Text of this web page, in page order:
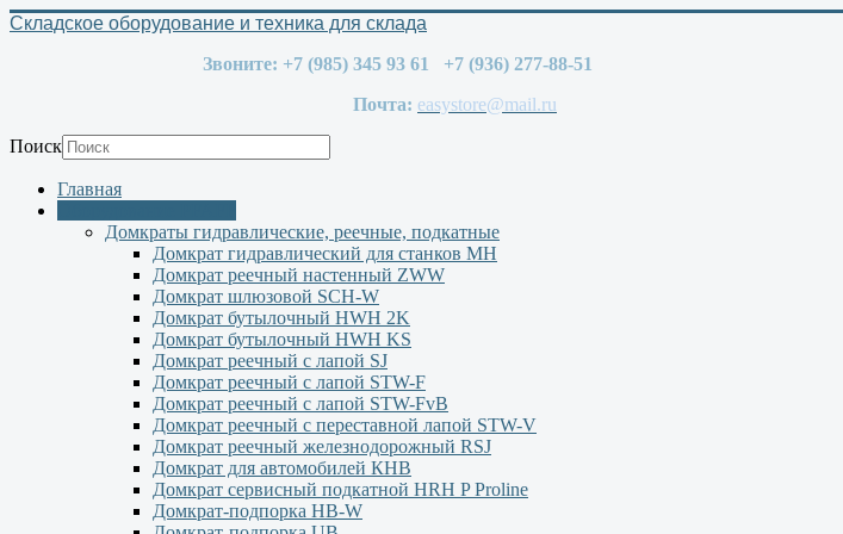
Складское оборудование и техника для склада
Звоните: +7 (985) 345 93 61 +7 (936) 277-88-51
Почта: easystore@mail.ru
Поиск
Главная
Домкраты гидравлические, реечные, подкатные
Домкрат гидравлический для станков МН
Домкрат реечный настенный ZWW
Домкрат шлюзовой SCH-W
Домкрат бутылочный HWH 2K
Домкрат бутылочный HWH KS
Домкрат реечный с лапой SJ
Домкрат реечный с лапой STW-F
Домкрат реечный с лапой STW-FvB
Домкрат реечный с переставной лапой STW-V
Домкрат реечный железнодорожный RSJ
Домкрат для автомобилей КНВ
Домкрат сервисный подкатной НRH P Proline
Домкрат-подпорка HB-W